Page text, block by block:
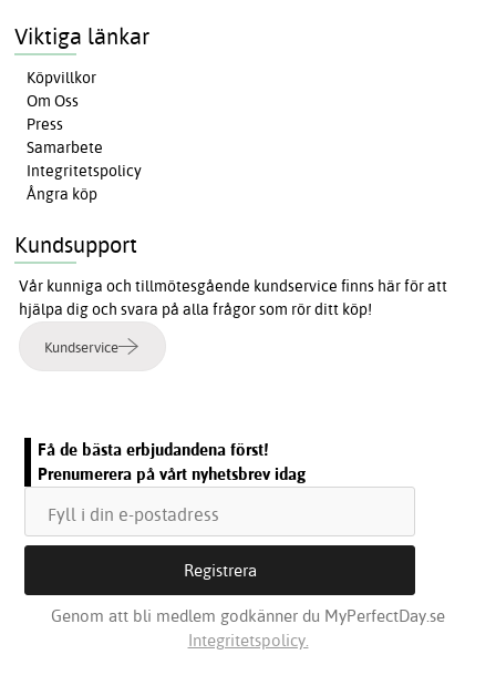
Viktiga länkar
Köpvillkor
Om Oss
Press
Samarbete
Integritetspolicy
Ångra köp
Kundsupport
Vår kunniga och tillmötesgående kundservice finns här för att
hjälpa dig och svara på alla frågor som rör ditt köp!
Kundservice
Få de bästa erbjudandena först!
Prenumerera på vårt nyhetsbrev idag
Genom att bli medlem godkänner du MyPerfectDay.se
Integritetspolicy.